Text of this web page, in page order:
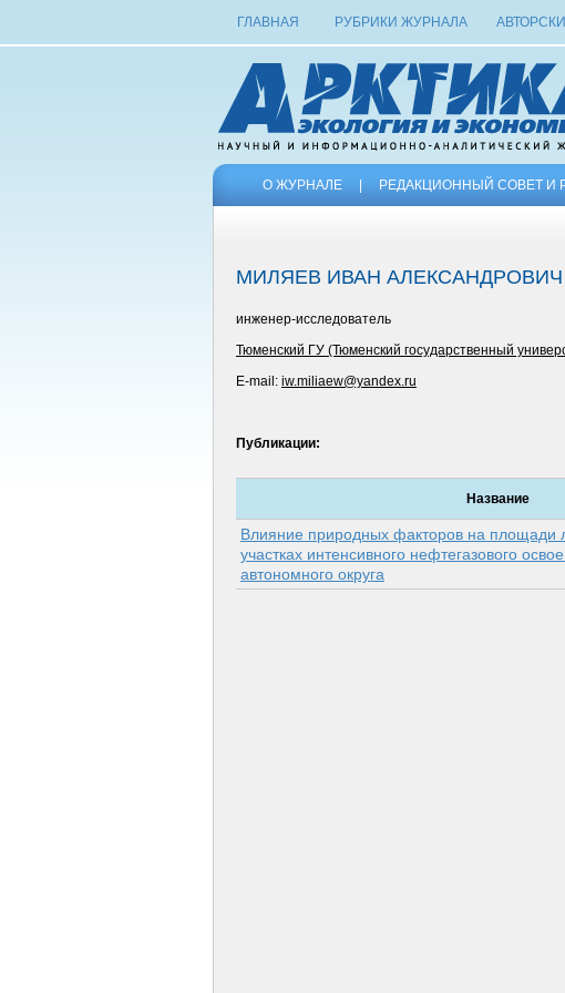
ГЛАВНАЯ РУБРИКИ ЖУРНАЛА
О ЖУРНАЛЕ РЕДАКЦИОННЫЙ СОВЕТ И
МИЛЯЕВ ИВАН АЛЕКСАНДРОВИЧ
инженер-исследователь
Тюменский ГУ (Тюменский государственный
E-mail: iw.miliaew@yandex.ru
Публикации:
Название
Влияние природных факторов на
участках интенсивного нефтегазового
автономного округа